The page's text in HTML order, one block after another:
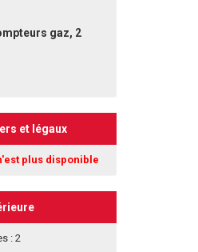
gaz, 2
et légaux
plus disponible
: 2